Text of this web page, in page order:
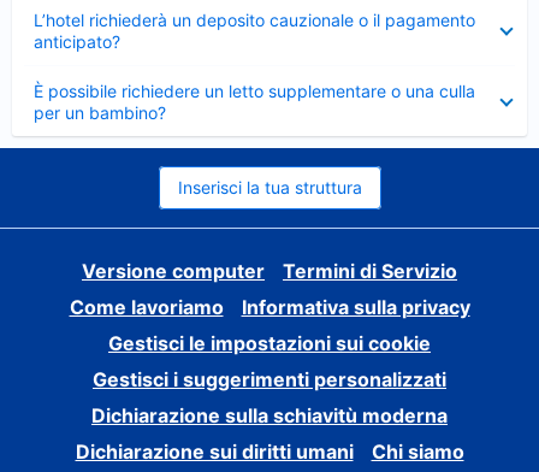
L’hotel richiederà un deposito cauzionale o il pagamento
anticipato?
chiuso
È possibile richiedere un letto supplementare o una culla
per un bambino?
Elemento
chiuso
Inserisci la tua struttura
Versione computer
Termini di Servizio
Come lavoriamo
Informativa sulla privacy
Gestisci le impostazioni sui cookie
Gestisci i suggerimenti personalizzati
Dichiarazione sulla schiavitù moderna
Dichiarazione sui diritti umani
Chi siamo